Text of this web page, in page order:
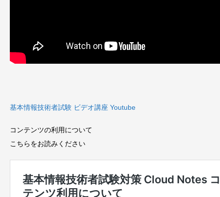
基本情報技術者試験 ビデオ講座 Youtube
コンテンツの利用について
こちらをお読みください